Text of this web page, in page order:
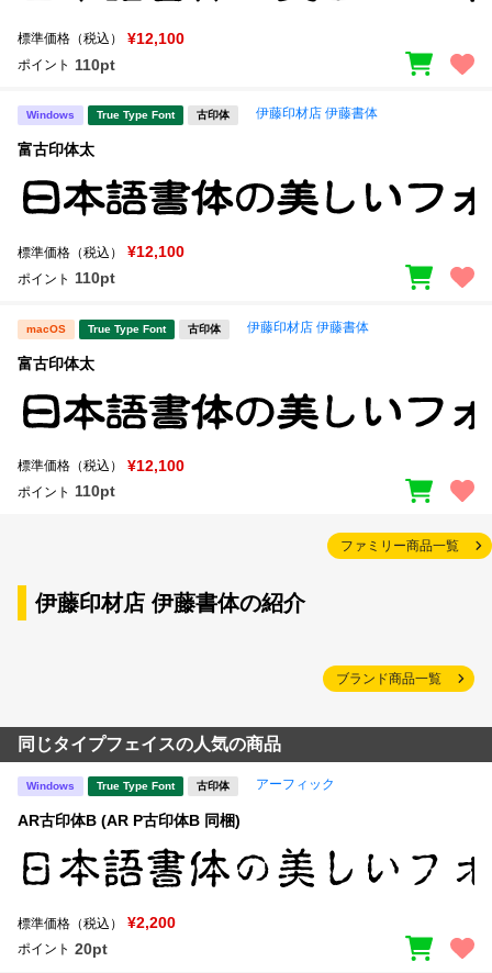
標準価格（税込） ¥12,100
ポイント 110pt
Windows True Type Font 古印体 伊藤印材店 伊藤書体
富古印体太
標準価格（税込） ¥12,100
ポイント 110pt
macOS True Type Font 古印体 伊藤印材店 伊藤書体
富古印体太
標準価格（税込） ¥12,100
ポイント 110pt
ファミリー商品一覧
伊藤印材店 伊藤書体の紹介
ブランド商品一覧
同じタイプフェイスの人気の商品
Windows True Type Font 古印体 アーフィック
AR古印体B (AR P古印体B 同梱)
標準価格（税込） ¥2,200
ポイント 20pt